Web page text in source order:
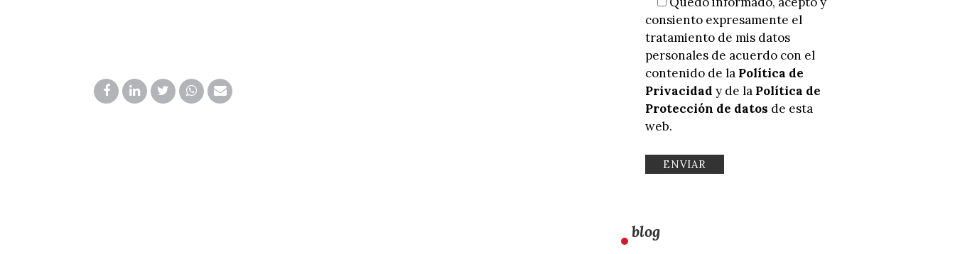
consiento expresamente el
tratamiento de mis datos
personales de acuerdo con el
contenido de la Política de
Privacidad y de la Política de
Protección de datos de esta
web.
blog